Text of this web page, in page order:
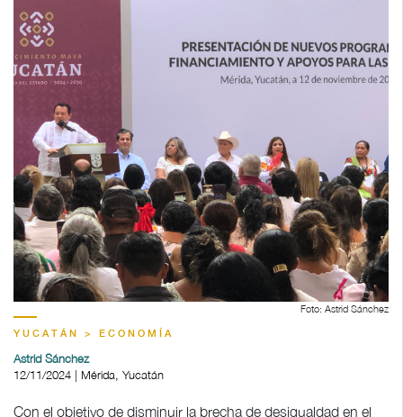
Foto: Astrid Sánchez
YUCATÁN > ECONOMÍA
Astrid Sánchez
12/11/2024 | Mérida, Yucatán
Con el objetivo de disminuir la brecha de desigualdad en el